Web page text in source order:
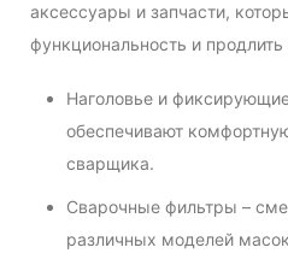
аксессуары и запчасти,
функциональность и
Наголовье и
обеспечивают
сварщика.
Сварочные фильтры –
различных моделей